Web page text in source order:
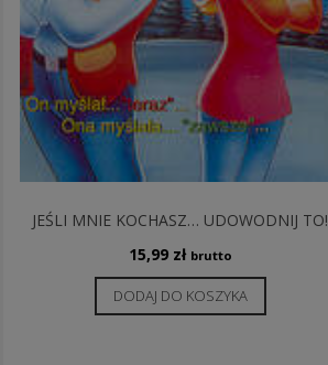
JEŚLI MNIE KOCHASZ… UDOWODNIJ TO!
15,99 zł brutto
DODAJ DO KOSZYKA